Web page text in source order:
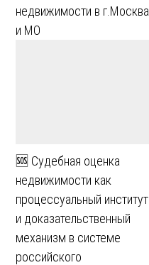
недвижимости в г.Москва
и МО
🆘 Судебная оценка
недвижимости как
процессуальный институт
и доказательственный
механизм в системе
российского